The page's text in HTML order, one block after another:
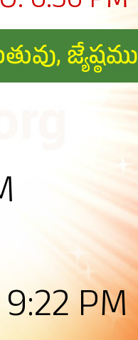
జ్యేష్ఠము
PM